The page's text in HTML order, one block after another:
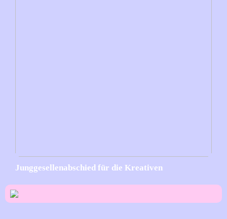
Junggesellenabschied für die Kreativen